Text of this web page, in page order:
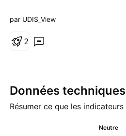
l'approbation de la FDA pour
classe d'analgésique en plus de
les signaux de la
par UDIS_View
2
Données techniques
Résumer ce que les indicateurs
Neutre